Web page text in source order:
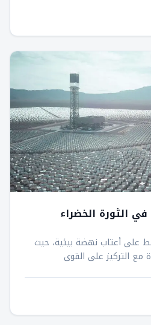
الثورة الخضراء
على أعتاب نهضة بيئية، حيث
مع التركيز على القوى